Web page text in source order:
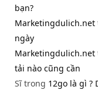
bạn?
Marketingdulich.net
ngày
Marketingdulich.net
tải nào cũng cần
Sĩtrong 12go là gì ?